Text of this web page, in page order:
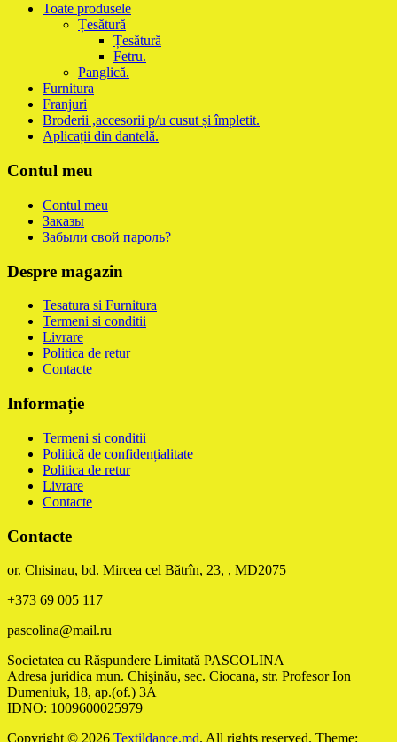
Toate produsele
Țesătură
Țesătură
Fetru.
Panglică.
Furnitura
Franjuri
Broderii ,accesorii p/u cusut și împletit.
Aplicații din dantelă.
Contul meu
Contul meu
Заказы
Забыли свой пароль?
Despre magazin
Tesatura si Furnitura
Termeni si conditii
Livrare
Politica de retur
Contacte
Informație
Termeni si conditii
Politică de confidențialitate
Politica de retur
Livrare
Contacte
Contacte
or. Chisinau, bd. Mircea cel Bătrîn, 23, , MD2075
+373 69 005 117
pascolina@mail.ru
Societatea cu Răspundere Limitată PASCOLINA
Adresa juridica mun. Chişinău, sec. Ciocana, str. Profesor Ion
Dumeniuk, 18, ap.(of.) 3A
IDNO: 1009600025979
Copyright © 2026 Textildance.md. All rights reserved. Theme: